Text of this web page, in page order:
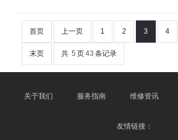
首页 上一页 1 2 3 4
末页 共 5 页43 条记录
关于我们 服务指南 维修资讯
友情链接：